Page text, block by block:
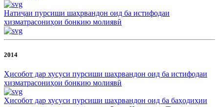
Натиҷаи пурсиши шаҳрвандон оид ба истифодаи
хизматрасониҳои бонкию молиявӣ
2014
Ҳисобот дар хусуси пурсиши шаҳрвандон оид ба истифодаи
хизматрасониҳои бонкию молиявӣ
Ҳисобот дар хусуси пурсиши шаҳрвандон оид ба баҳодиҳии